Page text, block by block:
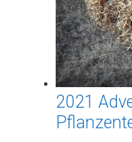
2021